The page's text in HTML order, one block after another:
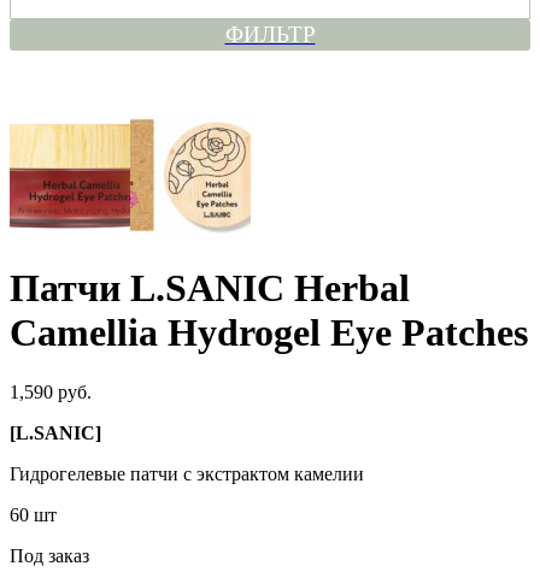
ФИЛЬТР
Патчи L.SANIC Herbal
Camellia Hydrogel Eye Patches
1,590 руб.
[L.SANIC]
Гидрогелевые патчи с экстрактом камелии
60 шт
Под заказ